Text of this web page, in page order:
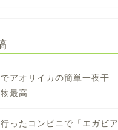
アオリイカの簡単一夜干
最高
ったコンビニで「エガビア